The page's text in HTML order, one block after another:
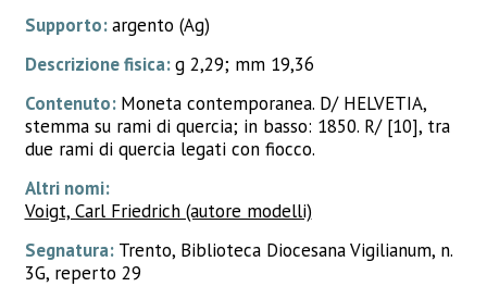
Supporto:argento (Ag)
Descrizione fisica:g 2,29; mm 19,36
Contenuto: Moneta contemporanea. D/ HELVETIA,
stemma su rami di quercia; in basso: 1850. R/ [10], tra
due rami di quercia legati con fiocco.
Altri nomi:
Voigt, Carl Friedrich (autore modelli)
Segnatura: Trento, Biblioteca Diocesana Vigilianum, n.
3G, reperto 29